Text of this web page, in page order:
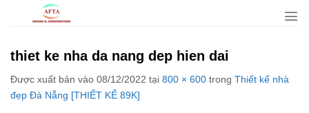
dungthiet ke nha da nang dep hien dai
Được xuất bản vào 08/12/2022 tại 800 × 600 trong Thiết kế nhà
đẹp Đà Nẵng [THIẾT KẾ 89K]